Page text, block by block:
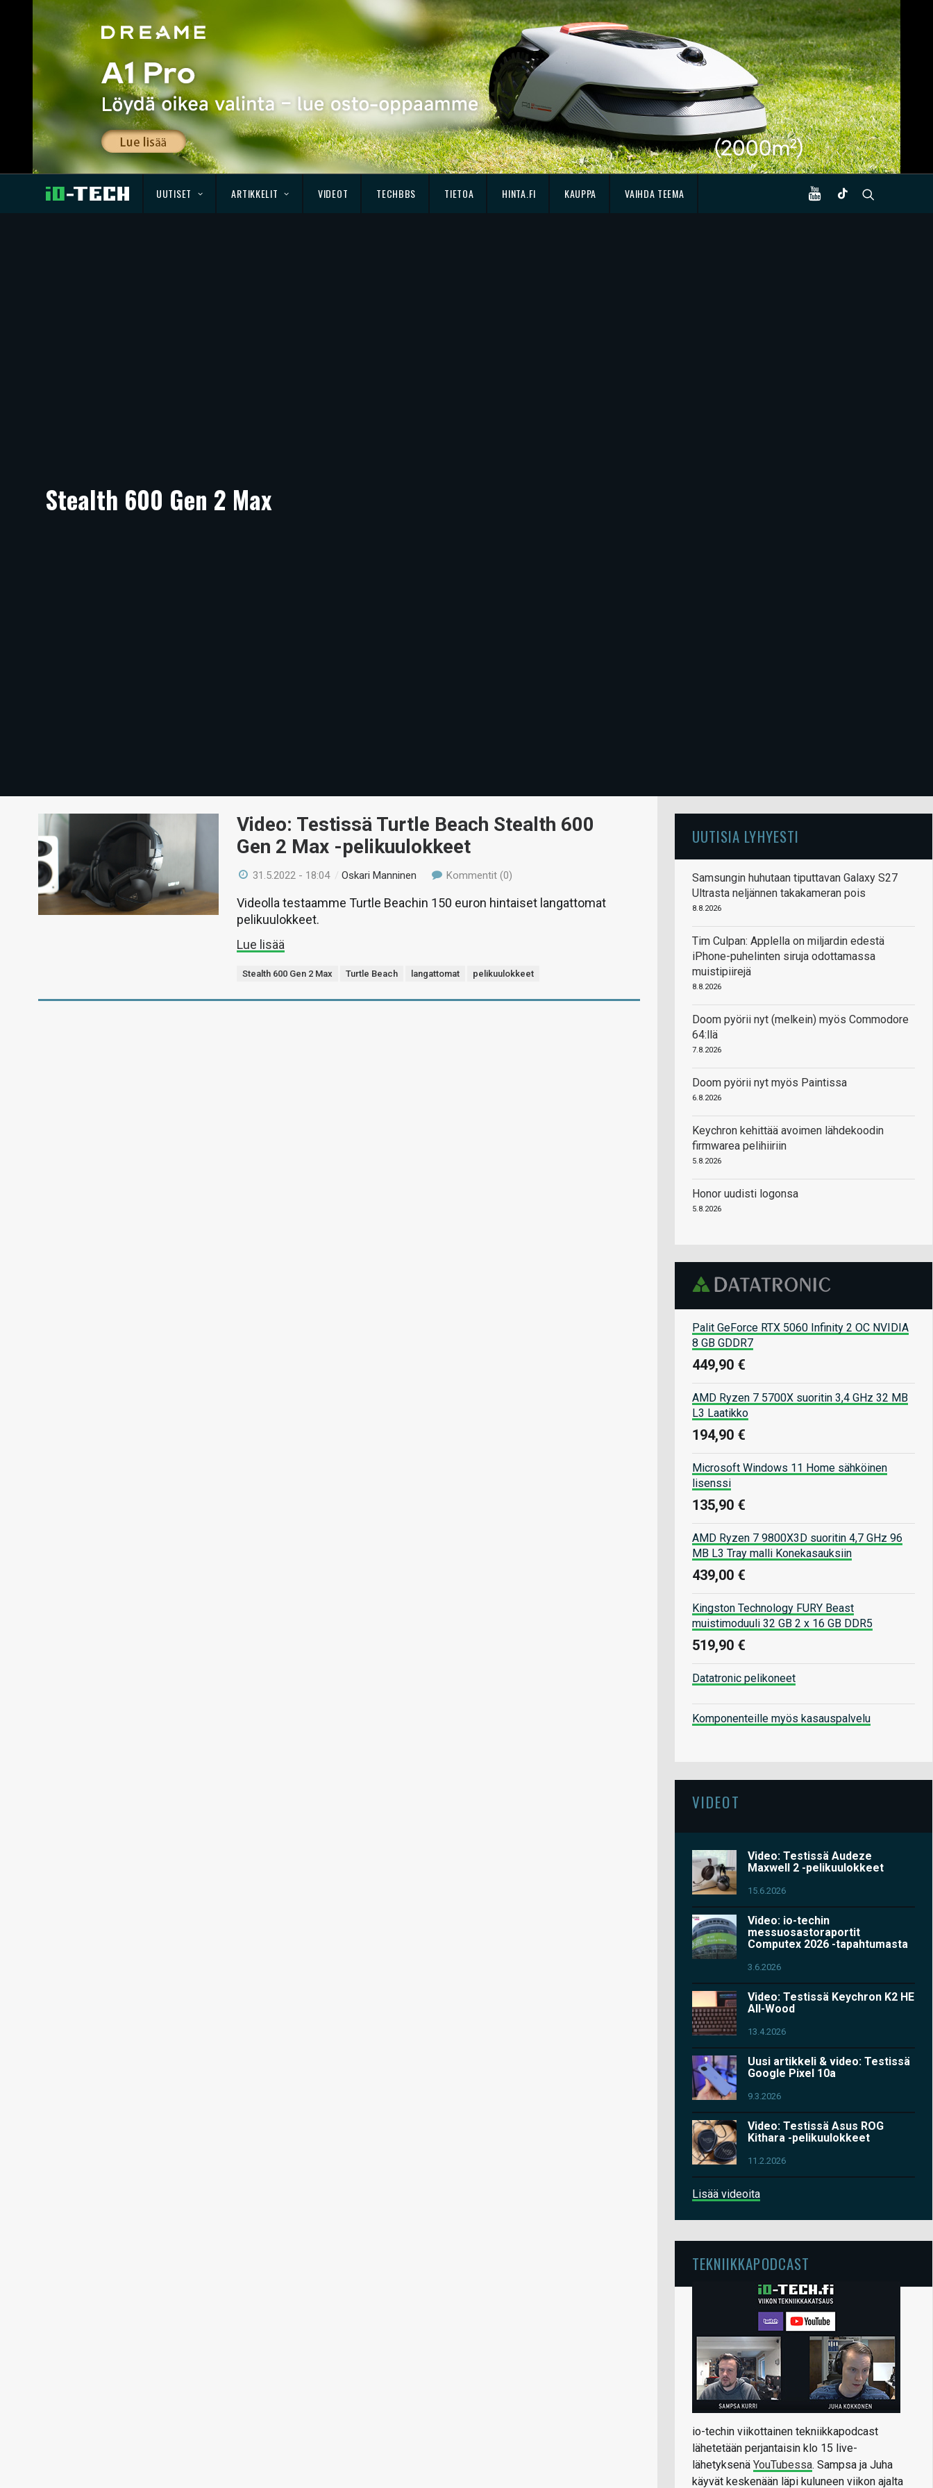
UUTISET ARTIKKELIT VIDEOT TECHBBS TIETOA HINTA.FI KAUPPA VAIHDA TEEMA
Stealth 600 Gen 2 Max
Video: Testissä Turtle Beach Stealth 600
Gen 2 Max -pelikuulokkeet
31.5.2022 - 18:04 /Oskari Manninen Kommentit (0)
Videolla testaamme Turtle Beachin 150 euron hintaiset langattomat
pelikuulokkeet.
Lue lisää
Stealth 600 Gen 2 Max Turtle Beach langattomat pelikuulokkeet
UUTISIA LYHYESTI
Samsungin huhutaan tiputtavan Galaxy S27
Ultrasta neljännen takakameran pois
8.8.2026
Tim Culpan: Applella on miljardin edestä
iPhone-puhelinten siruja odottamassa
muistipiirejä
8.8.2026
Doom pyörii nyt (melkein) myös Commodore
64:llä
7.8.2026
Doom pyörii nyt myös Paintissa
6.8.2026
Keychron kehittää avoimen lähdekoodin
firmwarea pelihiiriin
5.8.2026
Honor uudisti logonsa
5.8.2026
Palit GeForce RTX 5060 Infinity 2 OC NVIDIA
8 GB GDDR7
449,90 €
AMD Ryzen 7 5700X suoritin 3,4 GHz 32 MB
L3 Laatikko
194,90 €
Microsoft Windows 11 Home sähköinen
lisenssi
135,90 €
AMD Ryzen 7 9800X3D suoritin 4,7 GHz 96
MB L3 Tray malli Konekasauksiin
439,00 €
Kingston Technology FURY Beast
muistimoduuli 32 GB 2 x 16 GB DDR5
519,90 €
Datatronic pelikoneet
Komponenteille myös kasauspalvelu
VIDEOT
Video: Testissä Audeze
Maxwell 2 -pelikuulokkeet
15.6.2026
Video: io-techin
messuosastoraportit
Computex 2026 -tapahtumasta
3.6.2026
Video: Testissä Keychron K2 HE
All-Wood
13.4.2026
Uusi artikkeli & video: Testissä
Google Pixel 10a
9.3.2026
Video: Testissä Asus ROG
Kithara -pelikuulokkeet
11.2.2026
Lisää videoita
TEKNIIKKAPODCAST
io-techin viikottainen tekniikkapodcast
lähetetään perjantaisin klo 15 live-
lähetyksenä YouTubessa. Sampsa ja Juha
käyvät keskenään läpi kuluneen viikon ajalta